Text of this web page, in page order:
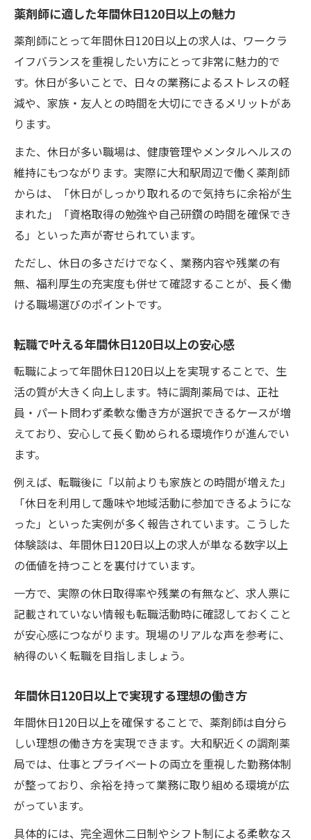
家族時間も大切にできる職場探しのコツ
年間休日120日以上で家族との時間を確保
転職で得たい年間休日120日以上のメリット
家族も安心できる年間休日120日以上の職場
条件
切さ
薬剤師が選ぶ年間休日120日以上の職場特徴
現場目線で見る年間休日120日以上の仕事選び
現場の声からみる年間休日120日以上の価値
方法
薬剤師が評価する年間休日120日以上の職場
実例
年間休日120日以上の求人を見極める現場ポ
転職活動で活きる年間休日120日以上の現場
知識
年間休日重視の転職で叶う日々の充実感とは
転職で実感する年間休日120日以上の効果
年間休日120日以上の仕事で得られる生活の
質
薬剤師が選ぶ年間休日120日以上の充実ライ
フ
年間休日120日以上で叶うプライベートと両
立
薬剤師に適した年間休日120日以上の魅力
薬剤師にとって年間休日120日以上の求人は、ワークラ
イフバランスを重視したい方にとって非常に魅力的で
す。休日が多いことで、日々の業務によるストレスの軽
減や、家族・友人との時間を大切にできるメリットがあ
ります。
また、休日が多い職場は、健康管理やメンタルヘルスの
維持にもつながります。実際に大和駅周辺で働く薬剤師
からは、「休日がしっかり取れるので気持ちに余裕が生
まれた」「資格取得の勉強や自己研鑽の時間を確保でき
る」といった声が寄せられています。
ただし、休日の多さだけでなく、業務内容や残業の有
無、福利厚生の充実度も併せて確認することが、長く働
ける職場選びのポイントです。
転職で叶える年間休日120日以上の安心感
転職によって年間休日120日以上を実現することで、生
活の質が大きく向上します。特に調剤薬局では、正社
員・パート問わず柔軟な働き方が選択できるケースが増
えており、安心して長く勤められる環境作りが進んでい
ます。
例えば、転職後に「以前よりも家族との時間が増えた」
「休日を利用して趣味や地域活動に参加できるようにな
った」といった実例が多く報告されています。こうした
体験談は、年間休日120日以上の求人が単なる数字以上
の価値を持つことを裏付けています。
一方で、実際の休日取得率や残業の有無など、求人票に
記載されていない情報も転職活動時に確認しておくこと
が安心感につながります。現場のリアルな声を参考に、
納得のいく転職を目指しましょう。
年間休日120日以上で実現する理想の働き方
年間休日120日以上を確保することで、薬剤師は自分ら
しい理想の働き方を実現できます。大和駅近くの調剤薬
局では、仕事とプライベートの両立を重視した勤務体制
が整っており、余裕を持って業務に取り組める環境が広
がっています。
具体的には、完全週休二日制やシフト制による柔軟なス